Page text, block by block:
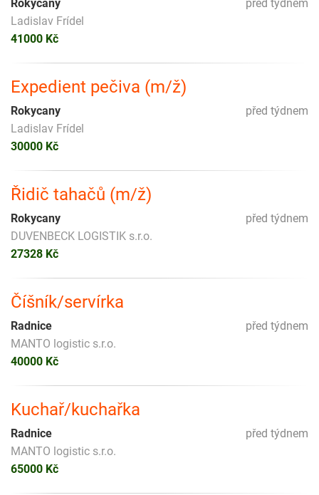
před týdnem
Rokycany
Ladislav Frídel
41000 Kč
Expedient pečiva (m/ž)
před týdnem
Rokycany
Ladislav Frídel
30000 Kč
Řidič tahačů (m/ž)
před týdnem
Rokycany
DUVENBECK LOGISTIK s.r.o.
27328 Kč
Číšník/servírka
před týdnem
Radnice
MANTO logistic s.r.o.
40000 Kč
Kuchař/kuchařka
před týdnem
Radnice
MANTO logistic s.r.o.
65000 Kč